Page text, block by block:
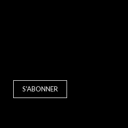
S'ABONNER